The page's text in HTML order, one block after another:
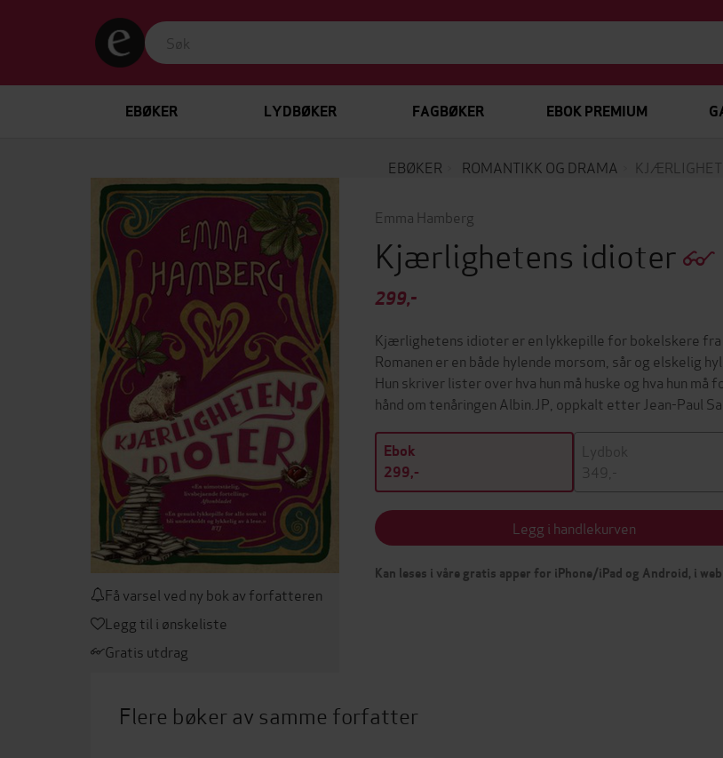
EBØKER LYDBØKER FAGBØKER EBOK PREMIUM
EBØKER ROMANTIKK OG DRAMA
Få varsel ved ny bok av forfatteren
Legg til i ønskeliste
Gratis utdrag
Emma Hamberg
Kjærlighetens idioter
299,-
Kjærlighetens idioter er en lykkepille for bokelskere
Romanen er en både hylende morsom, sår og
Hun skriver lister over hva hun må huske og hva hun
hånd om tenåringen Albin.JP, oppkalt etter Jean-Paul
Ebok
299,-
Lydbok
349,-
Legg i handlekurven
Kan leses i våre gratis apper for iPhone/iPad og Android, i
Flere bøker av samme forfatter